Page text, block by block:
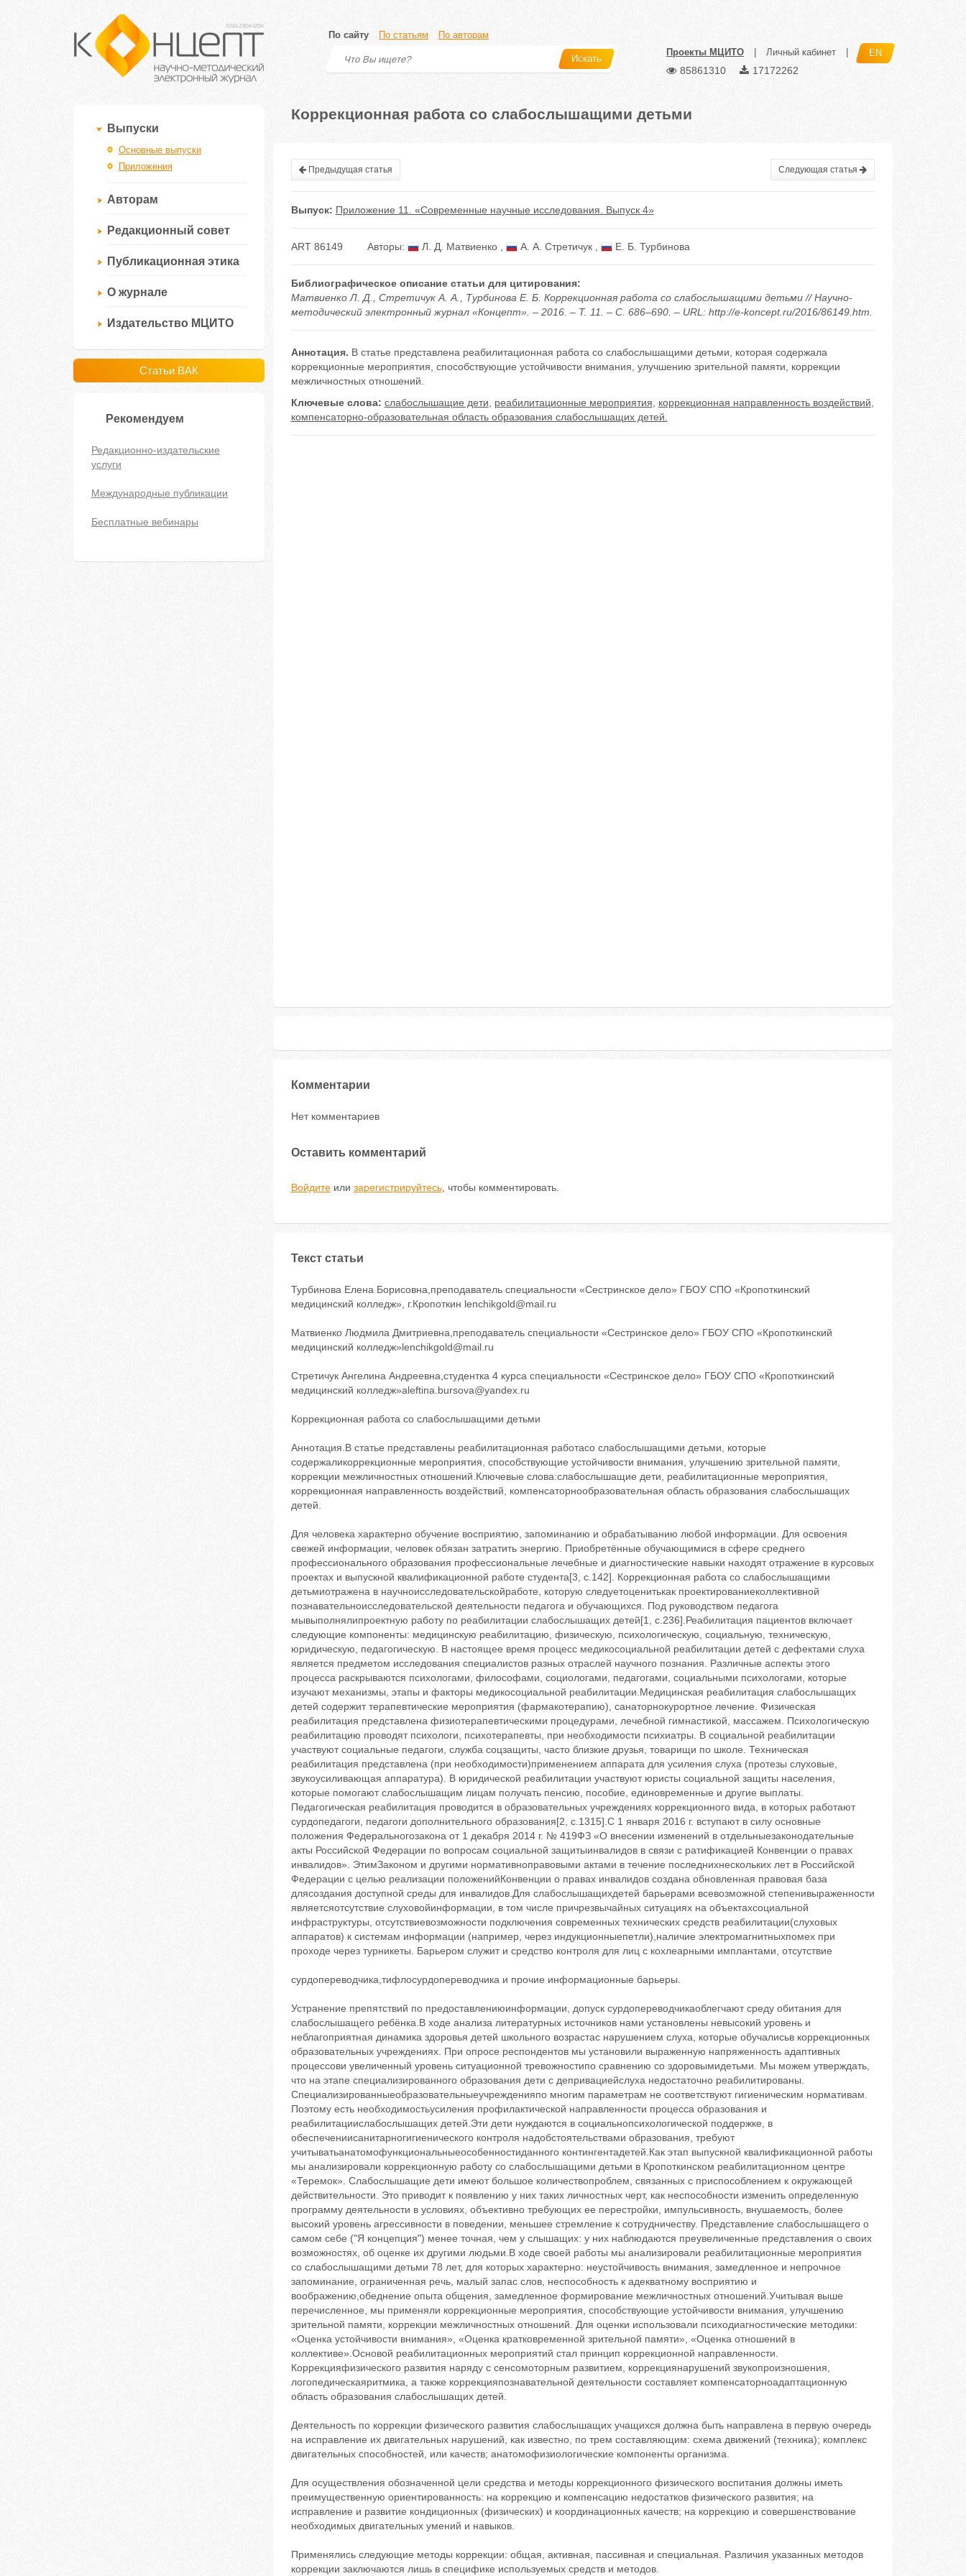
По сайту По статьям По авторам
Искать
Проекты МЦИТО Личный кабинет EN
85861310 17172262
Выпуски
Основные выпуски
Приложения
Авторам
Редакционный совет
Публикационная этика
О журнале
Издательство МЦИТО
Статьи ВАК
Рекомендуем
Редакционно-издательские
услуги
Международные публикации
Бесплатные вебинары
Коррекционная работа со слабослышащими детьми
Предыдущая статья Следующая статья
Выпуск: Приложение 11. «Современные научные исследования. Выпуск 4»
ART 86149 Авторы: Л. Д. Матвиенко А. А. Стретичук Е. Б. Турбинова
Библиографическое описание статьи для цитирования:
Матвиенко Л. Д., Стретичук А. А., Турбинова Е. Б. Коррекционная работа со слабослышащими детьми // Научно-
методический электронный журнал «Концепт». – 2016. – Т. 11. – С. 686–690. – URL: http://e-koncept.ru/2016/86149.htm.
Аннотация. В статье представлена реабилитационная работа со слабослышащими детьми, которая содержала
коррекционные мероприятия, способствующие устойчивости внимания, улучшению зрительной памяти, коррекции
межличностных отношений.
Ключевые слова: слабослышащие дети реабилитационные мероприятия коррекционная направленность воздействий
компенсаторно-образовательная область образования слабослышащих детей.
Комментарии
Нет комментариев
Оставить комментарий
Войдитеили зарегистрируйтесь, чтобы комментировать.
Текст статьи
Турбинова Елена Борисовна,преподаватель специальности «Сестринское дело» ГБОУ СПО «Кропоткинский
медицинский колледж», г.Кропоткин lenchikgold@mail.ru
Матвиенко Людмила Дмитриевна,преподаватель специальности «Сестринское дело» ГБОУ СПО «Кропоткинский
медицинский колледж»lenchikgold@mail.ru
Стретичук Ангелина Андреевна,студентка 4 курса специальности «Сестринское дело» ГБОУ СПО «Кропоткинский
медицинский колледж»aleftina.bursova@yandex.ru
Коррекционная работа со слабослышащими детьми
Аннотация.В статье представлены реабилитационная работасо слабослышащими детьми, которые
содержаликоррекционные мероприятия, способствующие устойчивости внимания, улучшению зрительной памяти,
коррекции межличностных отношений.Ключевые слова:слабослышащие дети, реабилитационные мероприятия,
коррекционная направленность воздействий, компенсаторнообразовательная область образования слабослышащих
детей.
Для человека характерно обучение восприятию, запоминанию и обрабатыванию любой информации. Для освоения
свежей информации, человек обязан затратить энергию. Приобретённые обучающимися в сфере среднего
профессионального образования профессиональные лечебные и диагностические навыки находят отражение в курсовых
проектах и выпускной квалификационной работе студента[3, с.142]. Коррекционная работа со слабослышащими
детьмиотражена в научноисследовательскойработе, которую следуетоценитькак проектированиеколлективной
познавательноисследовательской деятельности педагога и обучающихся. Под руководством педагога
мывыполнялипроектную работу по реабилитации слабослышащих детей[1, с.236].Реабилитация пациентов включает
следующие компоненты: медицинскую реабилитацию, физическую, психологическую, социальную, техническую,
юридическую, педагогическую. В настоящее время процесс медикосоциальной реабилитации детей с дефектами слуха
является предметом исследования специалистов разных отраслей научного познания. Различные аспекты этого
процесса раскрываются психологами, философами, социологами, педагогами, социальными психологами, которые
изучают механизмы, этапы и факторы медикосоциальной реабилитации.Медицинская реабилитация слабослышащих
детей содержит терапевтические мероприятия (фармакотерапию), санаторнокурортное лечение. Физическая
реабилитация представлена физиотерапевтическими процедурами, лечебной гимнастикой, массажем. Психологическую
реабилитацию проводят психологи, психотерапевты, при необходимости психиатры. В социальной реабилитации
участвуют социальные педагоги, служба соцзащиты, часто близкие друзья, товарищи по школе. Техническая
реабилитация представлена (при необходимости)применением аппарата для усиления слуха (протезы слуховые,
звукоусиливающая аппаратура). В юридической реабилитации участвуют юристы социальной защиты населения,
которые помогают слабослышащим лицам получать пенсию, пособие, единовременные и другие выплаты.
Педагогическая реабилитация проводится в образовательных учреждениях коррекционного вида, в которых работают
сурдопедагоги, педагоги дополнительного образования[2, с.1315].С 1 января 2016 г. вступают в силу основные
положения Федеральногозакона от 1 декабря 2014 г. № 419ФЗ «О внесении изменений в отдельныезаконодательные
акты Российской Федерации по вопросам социальной защитыинвалидов в связи с ратификацией Конвенции о правах
инвалидов». ЭтимЗаконом и другими нормативноправовыми актами в течение последнихнескольких лет в Российской
Федерации с целью реализации положенийКонвенции о правах инвалидов создана обновленная правовая база
длясоздания доступной среды для инвалидов.Для слабослышащихдетей барьерами всевозможной степенивыраженности
являетсяотсутствие слуховойинформации, в том числе причрезвычайных ситуациях на объектахсоциальной
инфраструктуры, отсутствиевозможности подключения современных технических средств реабилитации(слуховых
аппаратов) к системам информации (например, через индукционныепетли),наличие электромагнитныхпомех при
проходе через турникеты. Барьером служит и средство контроля для лиц с кохлеарными имплантами, отсутствие
сурдопереводчика,тифлосурдопереводчика и прочие информационные барьеры.
Устранение препятствий по предоставлениюинформации, допуск сурдопереводчикаоблегчают среду обитания для
слабослышащего ребёнка.В ходе анализа литературных источников нами установлены невысокий уровень и
неблагоприятная динамика здоровья детей школьного возрастас нарушением слуха, которые обучалисьв коррекционных
образовательных учреждениях. При опросе респондентов мы установили выраженную напряженность адаптивных
процессови увеличенный уровень ситуационной тревожностипо сравнению со здоровымидетьми. Мы можем утверждать,
что на этапе специализированного образования дети с депривациейслуха недостаточно реабилитированы.
Специализированныеобразовательныеучрежденияпо многим параметрам не соответствуют гигиеническим нормативам.
Поэтому есть необходимостьусиления профилактической направленности процесса образования и
реабилитациислабослышащих детей.Эти дети нуждаются в социальнопсихологической поддержке, в
обеспечениисанитарногигиенического контроля надобстоятельствами образования, требуют
учитыватьанатомофункциональныеособенностиданного контингентадетей.Как этап выпускной квалификационной работы
мы анализировали коррекционную работу со слабослышащими детьми в Кропоткинском реабилитационном центре
«Теремок». Слабослышащие дети имеют большое количествопроблем, связанных с приспособлением к окружающей
действительности. Это приводит к появлению у них таких личностных черт, как неспособности изменить определенную
программу деятельности в условиях, объективно требующих ее перестройки, импульсивность, внушаемость, более
высокий уровень агрессивности в поведении, меньшее стремление к сотрудничеству. Представление слабослышащего о
самом себе ("Я концепция") менее точная, чем у слышащих: у них наблюдаются преувеличенные представления о своих
возможностях, об оценке их другими людьми.В ходе своей работы мы анализировали реабилитационные мероприятия
со слабослышащими детьми 78 лет, для которых характерно: неустойчивость внимания, замедленное и непрочное
запоминание, ограниченная речь, малый запас слов, неспособность к адекватному восприятию и
воображению,обеднение опыта общения, замедленное формирование межличностных отношений.Учитывая выше
перечисленное, мы применяли коррекционные мероприятия, способствующие устойчивости внимания, улучшению
зрительной памяти, коррекции межличностных отношений. Для оценки использовали психодиагностические методики:
«Оценка устойчивости внимания», «Оценка кратковременной зрительной памяти», «Оценка отношений в
коллективе».Основой реабилитационных мероприятий стал принцип коррекционной направленности.
Коррекцияфизического развития наряду с сенсомоторным развитием, коррекциянарушений звукопроизношения,
логопедическаяритмика, а также коррекцияпознавательной деятельности составляет компенсаторноадаптационную
область образования слабослышащих детей.
Деятельность по коррекции физического развития слабослышащих учащихся должна быть направлена в первую очередь
на исправление их двигательных нарушений, как известно, по трем составляющим: схема движений (техника); комплекс
двигательных способностей, или качеств; анатомофизиологические компоненты организма.
Для осуществления обозначенной цели средства и методы коррекционного физического воспитания должны иметь
преимущественную ориентированность: на коррекцию и компенсацию недостатков физического развития; на
исправление и развитие кондиционных (физических) и координационных качеств; на коррекцию и совершенствование
необходимых двигательных умений и навыков.
Применялись следующие методы коррекции: общая, активная, пассивная и специальная. Различия указанных методов
коррекции заключаются лишь в специфике используемых средств и методов.